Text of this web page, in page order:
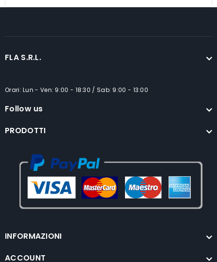
FLA S.R.L.
Orari: Lun - Ven: 9:00 - 18:30 / Sab: 9:00 - 13:00
Follow us
PRODOTTI
INFORMAZIONI
ACCOUNT